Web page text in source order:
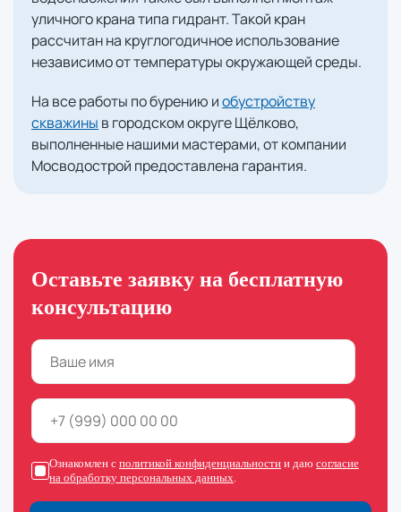
уличного крана типа гидрант. Такой кран
рассчитан на круглогодичное использование
независимо от температуры окружающей среды.
На все работы по бурению иобустройству
скважины в городском округе Щёлково,
выполненные нашими мастерами, от компании
Мосводострой предоставлена гарантия.
Оставьте заявку на бесплатную
консультацию
Ознакомлен с политикой конфиденциальности и даю согласие
на обработку персональных данных.